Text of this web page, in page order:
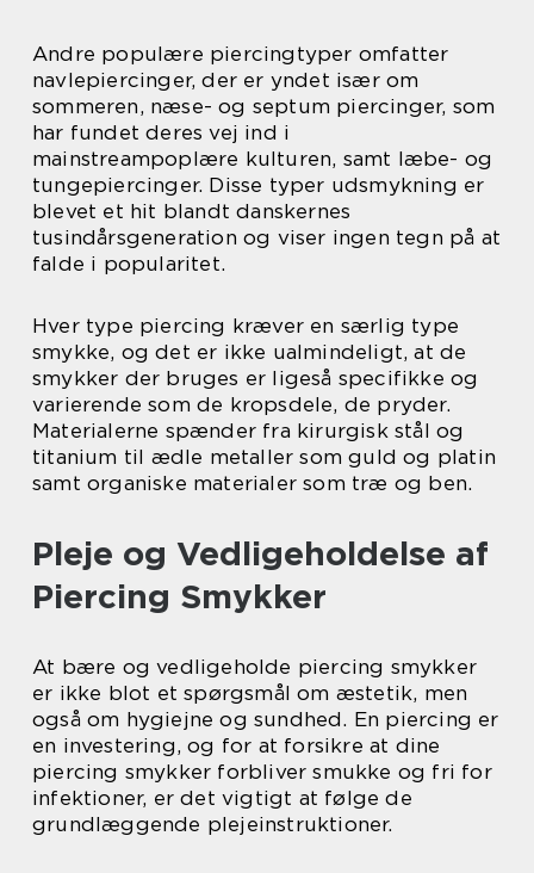
Andre populære piercingtyper omfatter
navlepiercinger, der er yndet især om
sommeren, næse- og septum piercinger, som
har fundet deres vej ind i
mainstreampoplære kulturen, samt læbe- og
tungepiercinger. Disse typer udsmykning er
blevet et hit blandt danskernes
tusindårsgeneration og viser ingen tegn på at
falde i popularitet.
Hver type piercing kræver en særlig type
smykke, og det er ikke ualmindeligt, at de
smykker der bruges er ligeså specifikke og
varierende som de kropsdele, de pryder.
Materialerne spænder fra kirurgisk stål og
titanium til ædle metaller som guld og platin
samt organiske materialer som træ og ben.
Pleje og Vedligeholdelse af
Piercing Smykker
At bære og vedligeholde piercing smykker
er ikke blot et spørgsmål om æstetik, men
også om hygiejne og sundhed. En piercing er
en investering, og for at forsikre at dine
piercing smykker forbliver smukke og fri for
infektioner, er det vigtigt at følge de
grundlæggende plejeinstruktioner.